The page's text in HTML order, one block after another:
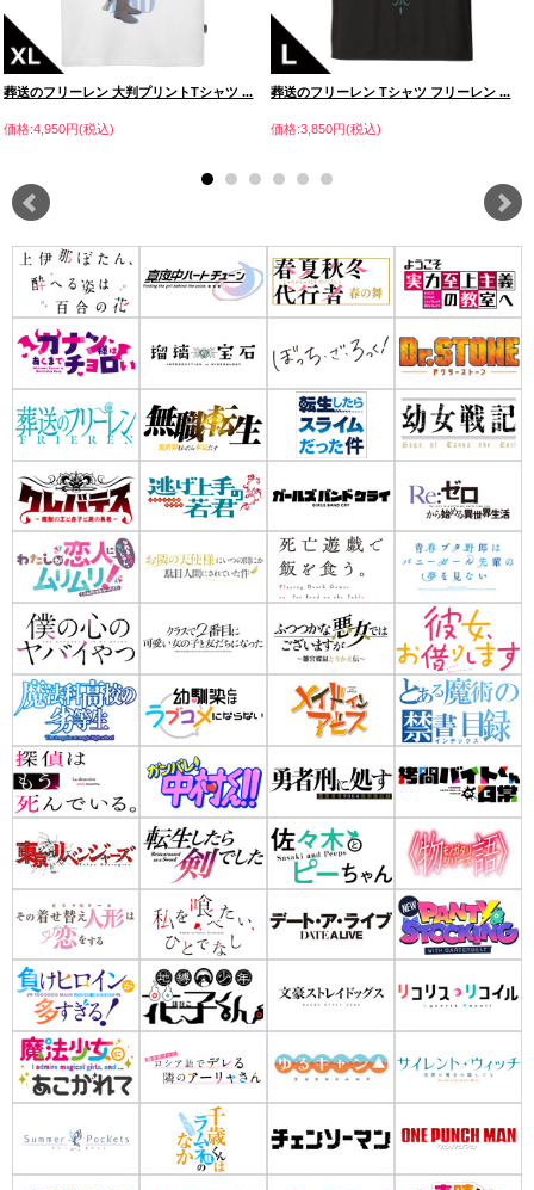
葬送のフリーレン 大判プリントTシャツ ...
価格:4,950円(税込)
葬送のフリーレン Tシャツ フリーレン ...
価格:3,850円(税込)